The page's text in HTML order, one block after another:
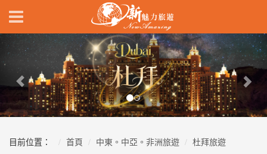
Previous
目前位置： 首頁 中東。中亞。非洲旅遊 杜拜旅遊